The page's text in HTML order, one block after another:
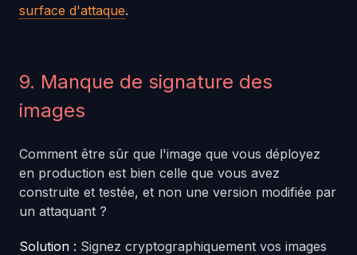
surface d'attaque.
9. Manque de signature des
images
Comment être sûr que l'image que vous déployez
en production est bien celle que vous avez
construite et testée, et non une version modifiée par
un attaquant ?
Solution : Signez cryptographiquement vos images